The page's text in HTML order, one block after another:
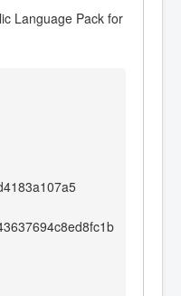
Language Pack for